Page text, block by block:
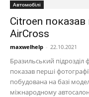
Автомобілі
Citroen
AirCross
maxwelhelp - 22.10.2021
Бразильський
показав перші
побудована на базі
міжнародному